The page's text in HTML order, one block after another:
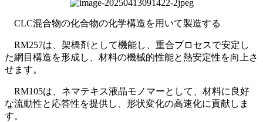
CLC混合物の化合物の化学構造を用いて製造する
RM257は、架橋剤として機能し、重合プロセスで安定し
た網目構造を形成し、材料の機械的性能と熱安定性を向上さ
せます。
RM105は、ネマテキス液晶モノマーとして、材料に良好
な流動性と応答性を提供し、形状変化の高速化に貢献しま
す。